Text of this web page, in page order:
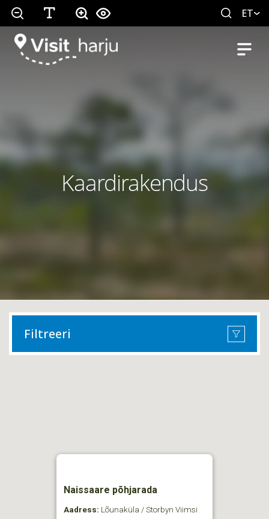
ET
Kaardirakendus
Filtreeri
Naissaare põhjarada
Aadress: Lõunaküla / Storbyn Viimsi